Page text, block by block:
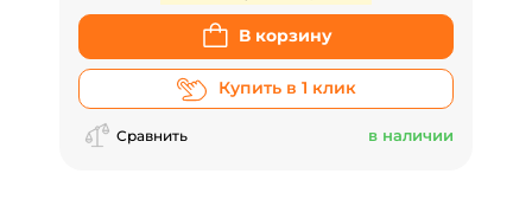
В корзину
Купить в 1 клик
Сравнить в наличии